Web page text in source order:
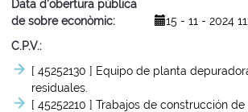
Data d'obertura pública
de sobre econòmic
15 - 11 - 2024
C.P.V.
[ 45252130 ] Equipo de planta
residuales.
[ 45252210 ] Trabajos de construcción